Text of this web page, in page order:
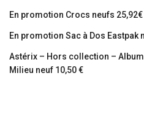
En promotion Crocs neufs 25,92€
En promotion Sac à Dos Eastpak
Astérix – Hors collection –
Milieu neuf 10,50 €